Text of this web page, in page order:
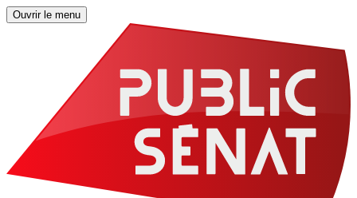
Ouvrir le menu